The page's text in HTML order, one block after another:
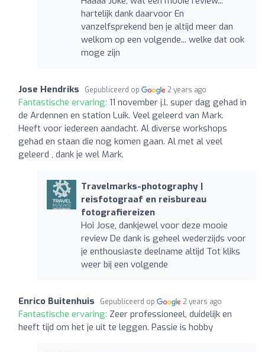
hartelijk dank daarvoor En
vanzelfsprekend ben je altijd meer dan
welkom op een volgende... welke dat ook
moge zijn
Jose Hendriks Gepubliceerd op 2 years ago
Fantastische ervaring: 11 november j.l. super dag gehad in
de Ardennen en station Luik. Veel geleerd van Mark.
Heeft voor iedereen aandacht. Al diverse workshops
gehad en staan die nog komen gaan. Al met al veel
geleerd , dank je wel Mark.
Travelmarks-photography |
reisfotograaf en reisbureau
fotografiereizen
Hoi Jose, dankjewel voor deze mooie
review De dank is geheel wederzijds voor
je enthousiaste deelname altijd Tot kliks
weer bij een volgende
Enrico Buitenhuis Gepubliceerd op 2 years ago
Fantastische ervaring: Zeer professioneel, duidelijk en
heeft tijd om het je uit te leggen. Passie is hobby